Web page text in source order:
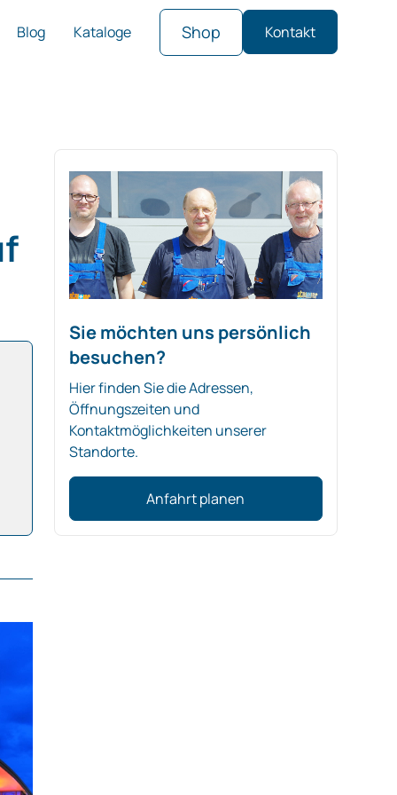
Blog Kataloge Shop Kontakt
Sie möchten uns persönlich
besuchen?
Hier finden Sie die Adressen,
Öffnungszeiten und
Kontaktmöglichkeiten unserer
Standorte.
Anfahrt planen